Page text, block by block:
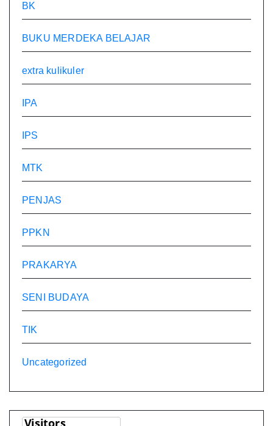
BK
BUKU MERDEKA BELAJAR
extra kulikuler
IPA
IPS
MTK
PENJAS
PPKN
PRAKARYA
SENI BUDAYA
TIK
Uncategorized